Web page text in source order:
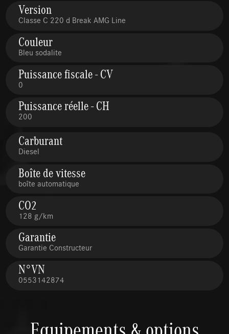
Version
Classe C 220 d Break AMG Line
Couleur
Bleu sodalite
Puissance fiscale - CV
0
Puissance réelle - CH
200
Carburant
Diesel
Boîte de vitesse
boîte automatique
CO2
128 g/km
Garantie
Garantie Constructeur
N°VN
0553142874